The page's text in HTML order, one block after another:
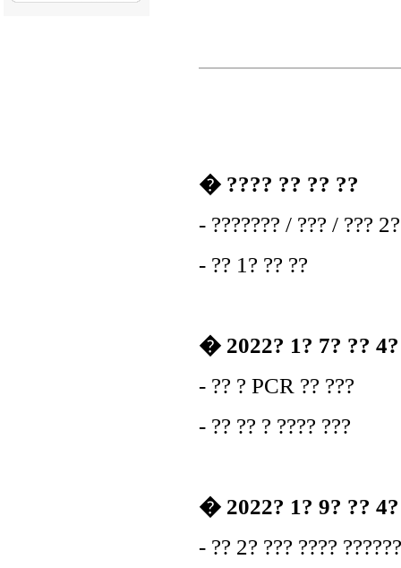
� ???? ?? ?? ??
- ??????? / ??? / ???
- ?? 1? ?? ??
� 2022? 1? 7? ??
- ?? ? PCR ?? ???
- ?? ?? ? ???? ???
� 2022? 1? 9? ??
- ?? 2? ??? ????